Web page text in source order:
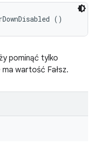
()
pominąć tylko
wartość Fałsz.